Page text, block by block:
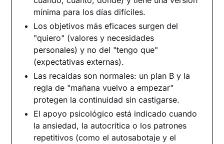
El truco de los micropasos y los hábitos
encadenados
Motivación sin presión: cómo no rendirse en
enero
Qué hacer cuando surgen obstáculos y
recaídas
Ansiedad, sentimiento de culpa e inadecuación:
cómo gestionarlas
Cuando pedir ayuda puede marcar la diferencia
Empezar de nuevo, aunque no sea perfecto
mínima para los días difíciles.
Los objetivos más eficaces surgen del
"quiero" (valores y necesidades
personales) y no del "tengo que"
(expectativas externas).
Las recaídas son normales: un plan B y la
regla de "mañana vuelvo a empezar"
protegen la continuidad sin castigarse.
El apoyo psicológico está indicado cuando
la ansiedad, la autocrítica o los patrones
repetitivos (como el autosabotaje y el